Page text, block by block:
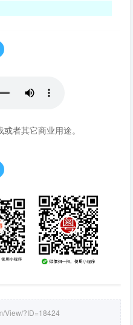
者其它商业用途。
View/?ID=18424